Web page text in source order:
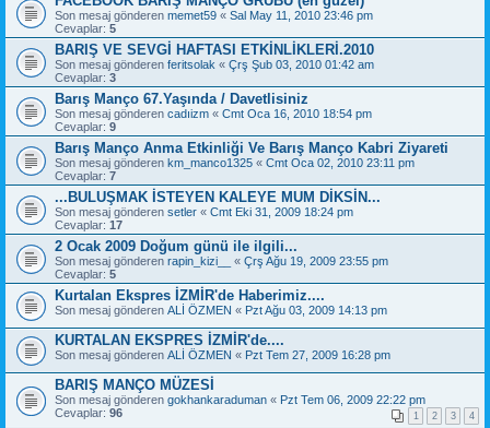
Son mesaj gönderen memet59 « Sal May 11, 2010 23:46 pm
Cevaplar: 5
BARIŞ VE SEVGİ HAFTASI ETKİNLİKLERİ.2010
Son mesaj gönderen feritsolak « Çrş Şub 03, 2010 01:42 am
Cevaplar: 3
Barış Manço 67.Yaşında / Davetlisiniz
Son mesaj gönderen cadıizm « Cmt Oca 16, 2010 18:54 pm
Cevaplar: 9
Barış Manço Anma Etkinliği Ve Barış Manço Kabri Ziyareti
Son mesaj gönderen km_manco1325 « Cmt Oca 02, 2010 23:11 pm
Cevaplar: 7
...BULUŞMAK İSTEYEN KALEYE MUM DİKSİN...
Son mesaj gönderen setler « Cmt Eki 31, 2009 18:24 pm
Cevaplar: 17
2 Ocak 2009 Doğum günü ile ilgili...
Son mesaj gönderen rapin_kizi__ « Çrş Ağu 19, 2009 23:55 pm
Cevaplar: 5
Kurtalan Ekspres İZMİR'de Haberimiz....
Son mesaj gönderen ALİ ÖZMEN « Pzt Ağu 03, 2009 14:13 pm
KURTALAN EKSPRES İZMİR'de....
Son mesaj gönderen ALİ ÖZMEN « Pzt Tem 27, 2009 16:28 pm
BARIŞ MANÇO MÜZESİ
Son mesaj gönderen gokhankaraduman « Pzt Tem 06, 2009 22:22 pm
Cevaplar: 96 1 2 3 4